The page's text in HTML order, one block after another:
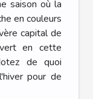
saison où la
en couleurs
capital de
en cette
de quoi
pour de